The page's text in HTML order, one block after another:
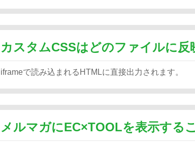
カスタムCSSはどのファイルに
iframeで読み込まれるHTMLに直接出力されます。
メルマガにEC×TOOLを表示する